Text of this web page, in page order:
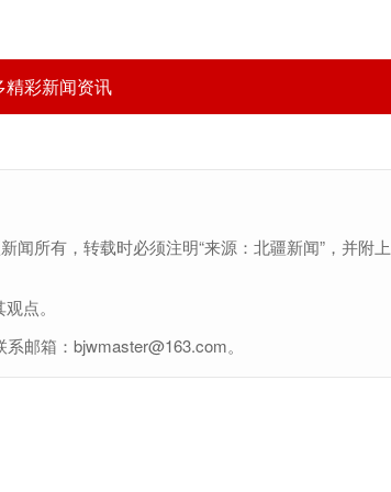
精彩新闻资讯
闻所有，转载时必须注明“来源：北疆新闻”，并附
点。
邮箱：bjwmaster@163.com。